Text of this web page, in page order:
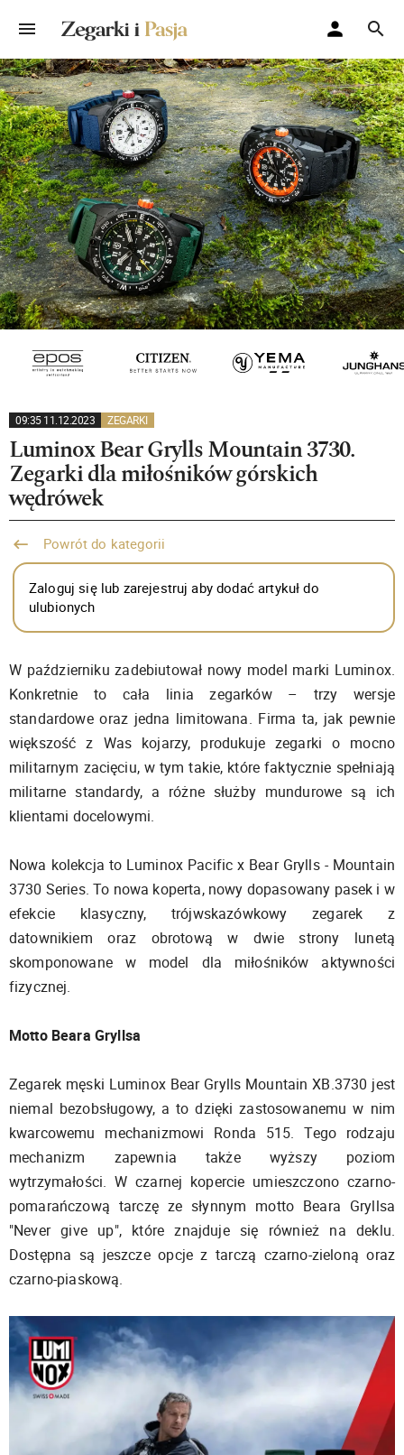
09:35 11.12.2023 ZEGARKI
Luminox Bear Grylls Mountain 3730.
Zegarki dla miłośników górskich
wędrówek
Powrót do kategorii
Zaloguj się lub zarejestruj aby dodać artykuł do
ulubionych
W październiku zadebiutował nowy model marki Luminox.
Konkretnie to cała linia zegarków – trzy wersje
standardowe oraz jedna limitowana. Firma ta, jak pewnie
większość z Was kojarzy, produkuje zegarki o mocno
militarnym zacięciu, w tym takie, które faktycznie spełniają
militarne standardy, a różne służby mundurowe są ich
klientami docelowymi.
Nowa kolekcja to Luminox Pacific x Bear Grylls - Mountain
3730 Series. To nowa koperta, nowy dopasowany pasek i w
efekcie klasyczny, trójwskazówkowy zegarek z
datownikiem oraz obrotową w dwie strony lunetą
skomponowane w model dla miłośników aktywności
fizycznej.
Motto Beara Gryllsa
Zegarek męski Luminox Bear Grylls Mountain XB.3730 jest
niemal bezobsługowy, a to dzięki zastosowanemu w nim
kwarcowemu mechanizmowi Ronda 515. Tego rodzaju
mechanizm zapewnia także wyższy poziom
wytrzymałości. W czarnej kopercie umieszczono czarno-
pomarańczową tarczę ze słynnym motto Beara Gryllsa
"Never give up", które znajduje się również na deklu.
Dostępna są jeszcze opcje z tarczą czarno-zieloną oraz
czarno-piaskową.